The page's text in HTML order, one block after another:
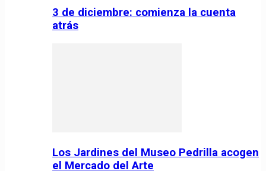
3 de diciembre: comienza la cuenta
atrás
Los Jardines del Museo Pedrilla acogen
el Mercado del Arte